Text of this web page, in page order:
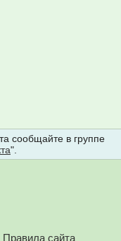
сообщайте в группе
".
Правила сайта